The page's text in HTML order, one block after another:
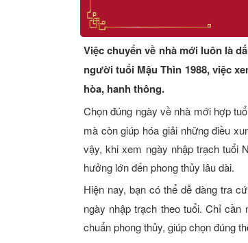
Văn Hoa Tâm linh
Cung hoàng đạo
Việc chuyển về nhà mới luôn là
người tuổi Mậu Thìn 1988, việc
hòa, hanh thông.
Chọn đúng ngày về nhà mới hợp
mà còn giúp hóa giải những điều
vậy, khi xem ngày nhập trạch tuổi
hưởng lớn đến phong thủy lâu dài.
Hiện nay, bạn có thể dễ dàng tra
ngày nhập trạch theo tuổi. Chỉ
chuẩn phong thủy, giúp chọn đúng